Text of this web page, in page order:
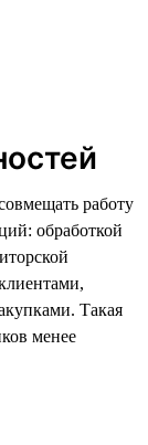
работу
обработкой
Такая
менее